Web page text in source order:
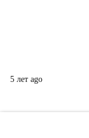
5 лет ago